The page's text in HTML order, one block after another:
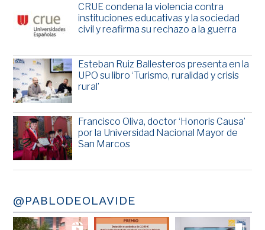
CRUE condena la violencia contra
instituciones educativas y la sociedad
civil y reafirma su rechazo a la guerra
Esteban Ruiz Ballesteros presenta en la
UPO su libro ‘Turismo, ruralidad y crisis
rural’
Francisco Oliva, doctor ‘Honoris Causa’
por la Universidad Nacional Mayor de
San Marcos
@PABLODEOLAVIDE